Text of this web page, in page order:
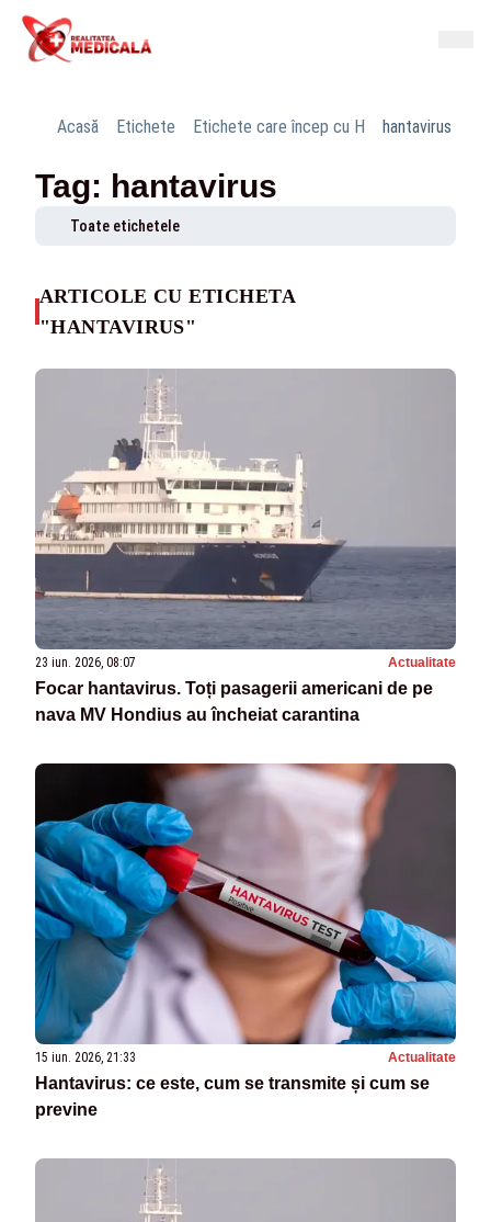
Acasă Etichete Etichete care încep cu H hantavirus
Tag: hantavirus
Toate etichetele
ARTICOLE CU ETICHETA
"HANTAVIRUS"
23 iun. 2026, 08:07 Actualitate
Focar hantavirus. Toți pasagerii americani de pe
nava MV Hondius au încheiat carantina
15 iun. 2026, 21:33 Actualitate
Hantavirus: ce este, cum se transmite și cum se
previne